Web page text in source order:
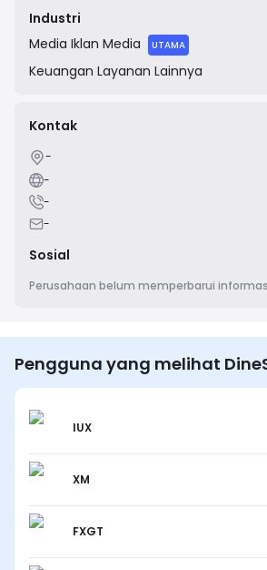
partner for restaurants, delivering
a positive return on investment by
presence and attracting more diners.
Industri
Media Iklan Media UTAMA
Keuangan Layanan Lainnya
Kontak
-
-
-
-
Sosial
Perusahaan belum memperbarui
Pengguna yang melihat
melihat…
IUX
XM
FXGT